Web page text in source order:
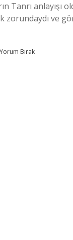
Tanrı anlayışı
zorundaydı ve
Yorum Bırak